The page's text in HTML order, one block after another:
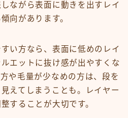
ながら表面に動きを出すレイ
向があります。
い方なら、表面に低めのレイ
エットに抜け感が出やすくな
や毛量が少なめの方は、段を
えてしまうことも。レイヤー
することが大切です。